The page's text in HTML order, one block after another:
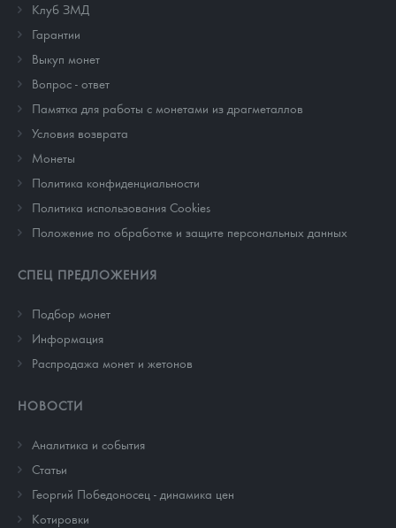
Клуб ЗМД
Гарантии
Выкуп монет
Вопрос - ответ
Памятка для работы с монетами из драгметаллов
Условия возврата
Монеты
Политика конфиденциальности
Политика использования Cookies
Положение по обработке и защите персональных данных
СПЕЦ ПРЕДЛОЖЕНИЯ
Подбор монет
Информация
Распродажа монет и жетонов
НОВОСТИ
Аналитика и события
Cтатьи
Георгий Победоносец - динамика цен
Котировки